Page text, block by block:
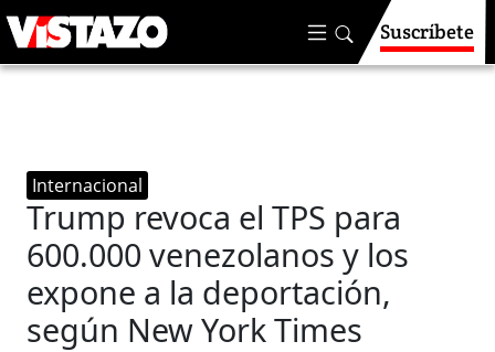
Suscríbete
Internacional
Trump revoca el TPS para
600.000 venezolanos y los
expone a la deportación,
según New York Times